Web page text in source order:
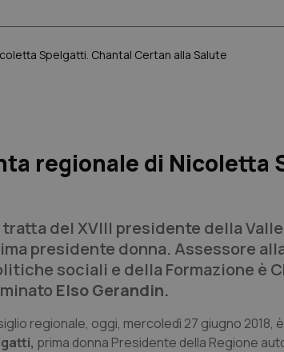
Spelgatti. Chantal Certan alla Salute
regionale di Nicoletta
del XVIII presidente della
presidente donna. Assessore
sociali e della Formazione è
Elso Gerandin.
regionale, oggi, mercoledì 27 giugno 2018,
prima donna Presidente della Regione